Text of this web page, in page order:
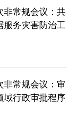
非常规会议：共
务灾害防治工
非常规会议：审
域行政审批程序